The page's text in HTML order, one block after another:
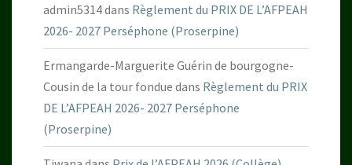
admin5314dans Règlement du PRIX DE L’AFPEAH
2026- 2027 Perséphone (Proserpine)
Ermangarde-Marguerite Guérin de bourgogne-
Cousin de la tour fondue dans Règlement du PRIX
DE L’AFPEAH 2026- 2027 Perséphone
(Proserpine)